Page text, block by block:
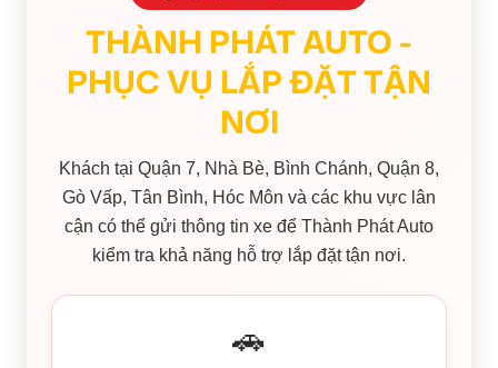
THÀNH PHÁT AUTO -
PHỤC VỤ LẮP ĐẶT TẬN
NƠI
Khách tại Quận 7, Nhà Bè, Bình Chánh, Quận 8,
Gò Vấp, Tân Bình, Hóc Môn và các khu vực lân
cận có thể gửi thông tin xe để Thành Phát Auto
kiểm tra khả năng hỗ trợ lắp đặt tận nơi.
🚗